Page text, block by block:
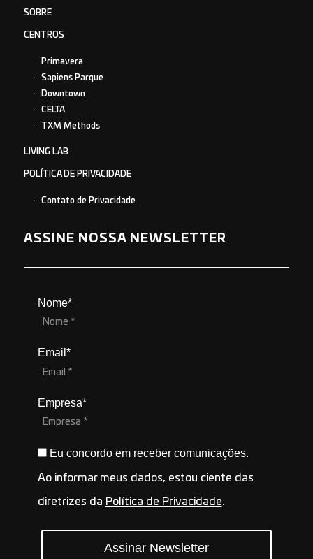
SOBRE
CENTROS
Primavera
Sapiens Parque
Downtown
CELTA
TXM Methods
LIVING LAB
POLÍTICA DE PRIVACIDADE
Contato de Privacidade
ASSINE NOSSA NEWSLETTER
Nome*
Email*
Empresa*
Eu concordo em receber comunicações.
Ao informar meus dados, estou ciente das
diretrizes da Política de Privacidade.
Assinar Newsletter